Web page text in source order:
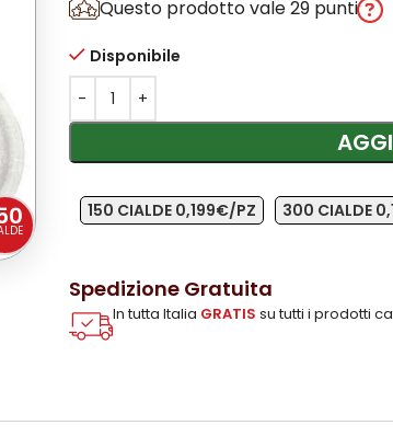
Questo prodotto vale 29 punti
Disponibile
150 CIALDE 0,199€/PZ 300 CIALDE
Spedizione Gratuita
In tutta Italia GRATIS su tutti i prodotti